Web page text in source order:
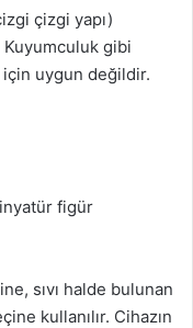
çizgi yapı)
Kuyumculuk gibi
uygun değildir.
figür
sıvı halde bulunan
kullanılır. Cihazın